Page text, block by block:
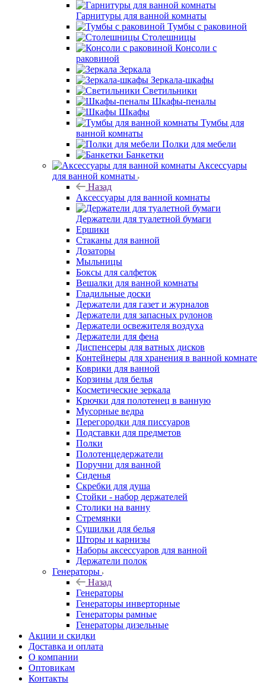
Гарнитуры для ванной комнаты
Тумбы с раковиной
Столешницы
Консоли с
раковиной
Зеркала
Зеркала-шкафы
Светильники
Шкафы-пеналы
Шкафы
Тумбы для
ванной комнаты
Полки для мебели
Банкетки
Аксессуары
для ванной комнаты
Назад
Аксессуары для ванной комнаты
Держатели для туалетной бумаги
Ершики
Стаканы для ванной
Дозаторы
Мыльницы
Боксы для салфеток
Вешалки для ванной комнаты
Гладильные доски
Держатели для газет и журналов
Держатели для запасных рулонов
Держатели освежителя воздуха
Держатели для фена
Диспенсеры для ватных дисков
Контейнеры для хранения в ванной комнате
Коврики для ванной
Корзины для белья
Косметические зеркала
Крючки для полотенец в ванную
Мусорные ведра
Перегородки для писсуаров
Подставки для предметов
Полки
Полотенцедержатели
Поручни для ванной
Сиденья
Скребки для душа
Стойки - набор держателей
Столики на ванну
Стремянки
Сушилки для белья
Шторы и карнизы
Наборы аксессуаров для ванной
Держатели полок
Генераторы
Назад
Генераторы
Генераторы инверторные
Генераторы рамные
Генераторы дизельные
Акции и скидки
Доставка и оплата
О компании
Оптовикам
Контакты